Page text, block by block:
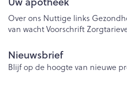
Over ons Nuttige links
van wachtVoorschrift
Nieuwsbrief
Blijf op de hoogte van nieuwe